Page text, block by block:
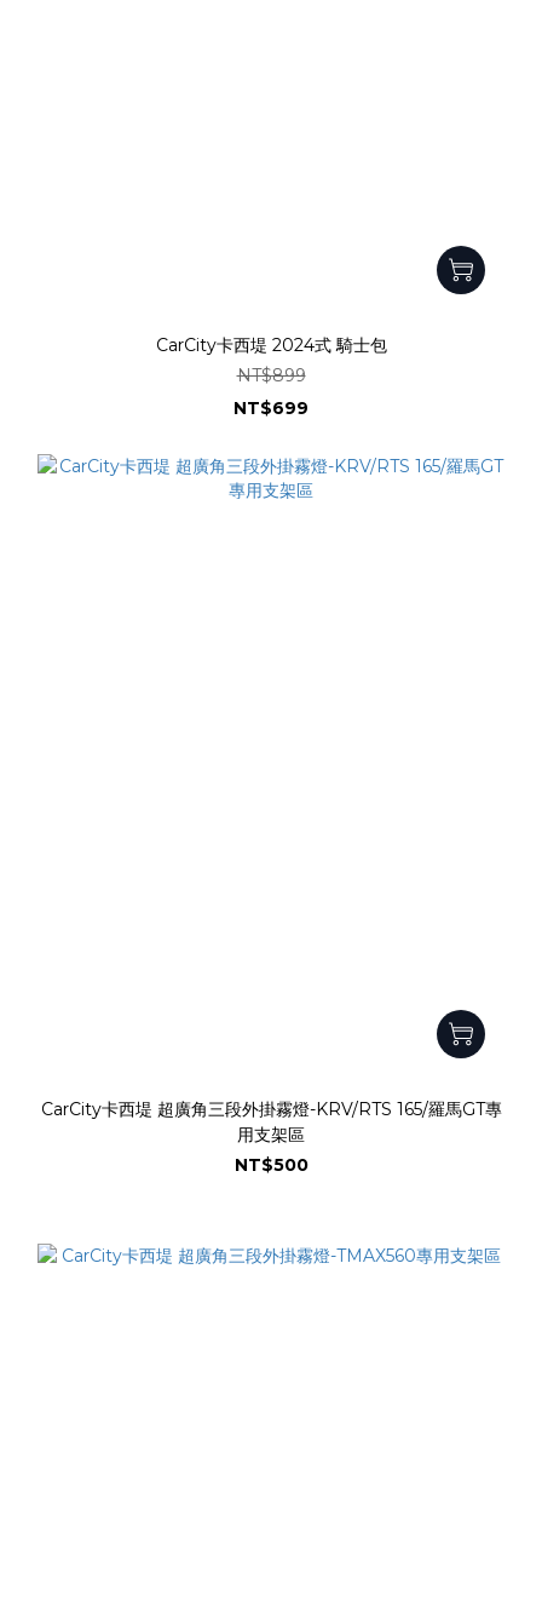
CarCity卡西堤 2024式 騎士包
NT$899
NT$699
CarCity卡西堤 超廣角三段外掛霧燈-KRV/RTS 165/羅馬GT專
用支架區
NT$500